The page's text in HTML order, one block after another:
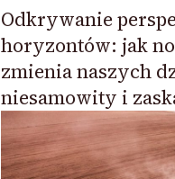
Odkrywanie
horyzontów: jak
zmienia naszych
niesamowity i